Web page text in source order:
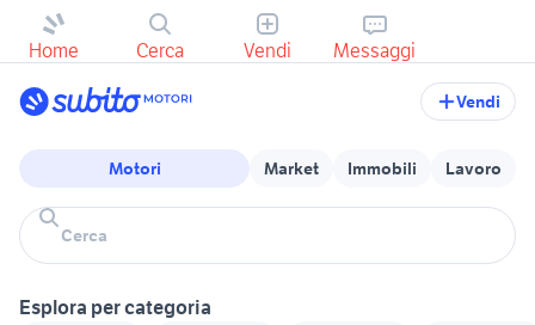
Home Cerca Vendi Messaggi
Vendi
Motori Market Immobili Lavoro
Esplora per categoria